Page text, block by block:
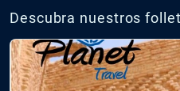
Descubra nuestros